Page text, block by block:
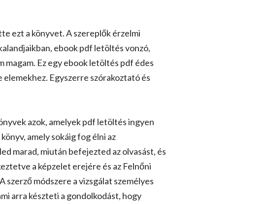
ezt a könyvet. A szereplők érzelmi
ebook pdf letöltés vonzó,
Ez egy ebook letöltés pdf édes
elemekhez. Egyszerre szórakoztató és
azok, amelyek pdf letöltés ingyen
amely sokáig fog élni az
marad, miután befejezted az olvasást, és
a képzelet erejére és az Felnőni
szerző módszere a vizsgálat személyes
arra készteti a gondolkodást, hogy